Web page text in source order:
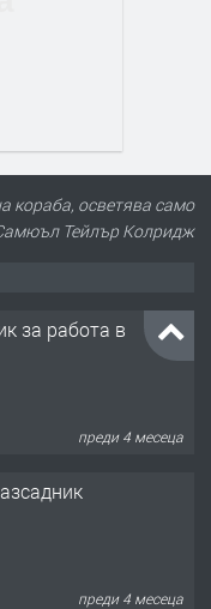
кораба, осветява само
Тейлър Колридж
за работа в
преди 4 месеца
преди 4 месеца